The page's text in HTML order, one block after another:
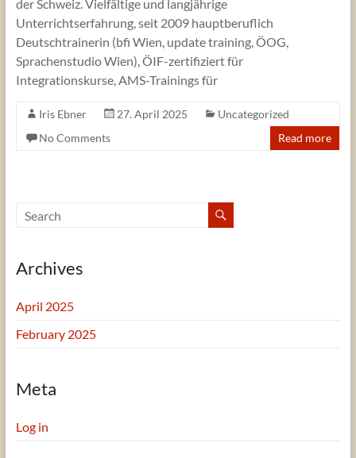
der Schweiz. Vielfältige und langjährige
Unterrichtserfahrung, seit 2009 hauptberuflich
Deutschtrainerin (bfi Wien, update training, ÖOG,
Sprachenstudio Wien), ÖIF-zertifiziert für
Integrationskurse, AMS-Trainings für
Iris Ebner 27. April 2025
Uncategorized
No Comments
Read more
Archives
April 2025
February 2025
Meta
Log in